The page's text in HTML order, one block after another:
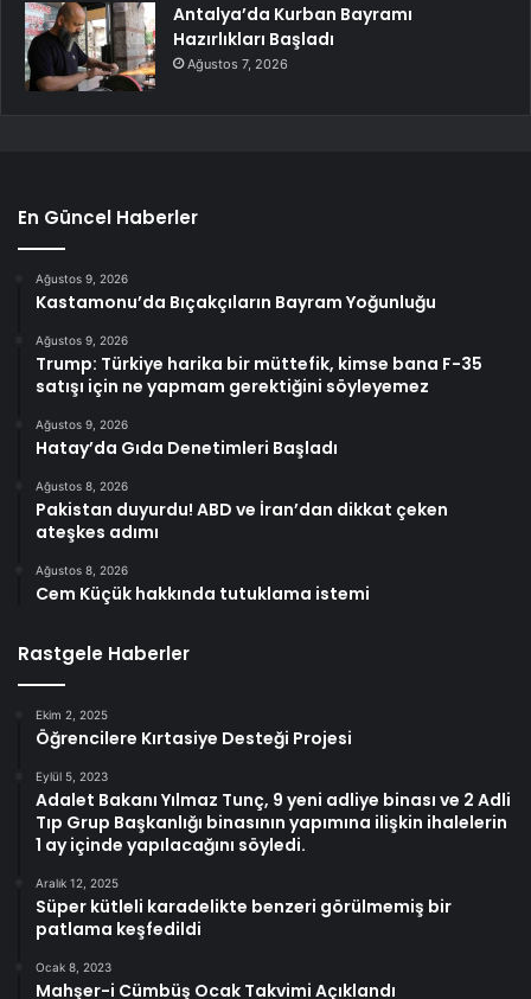
Antalya’da Kurban Bayramı
Hazırlıkları Başladı
Ağustos 7, 2026
En Güncel Haberler
Ağustos 9, 2026
Kastamonu’da Bıçakçıların Bayram Yoğunluğu
Ağustos 9, 2026
Trump: Türkiye harika bir müttefik, kimse bana F-35
satışı için ne yapmam gerektiğini söyleyemez
Ağustos 9, 2026
Hatay’da Gıda Denetimleri Başladı
Ağustos 8, 2026
Pakistan duyurdu! ABD ve İran’dan dikkat çeken
ateşkes adımı
Ağustos 8, 2026
Cem Küçük hakkında tutuklama istemi
Rastgele Haberler
Ekim 2, 2025
Öğrencilere Kırtasiye Desteği Projesi
Eylül 5, 2023
Adalet Bakanı Yılmaz Tunç, 9 yeni adliye binası ve 2 Adli
Tıp Grup Başkanlığı binasının yapımına ilişkin ihalelerin
1 ay içinde yapılacağını söyledi.
Aralık 12, 2025
Süper kütleli karadelikte benzeri görülmemiş bir
patlama keşfedildi
Ocak 8, 2023
Mahşer-i Cümbüş Ocak Takvimi Açıklandı